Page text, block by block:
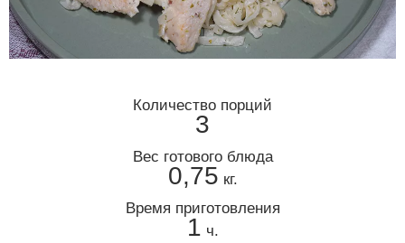
Количество порций
3
Вес готового блюда
0,75 кг.
Время приготовления
1 ч.